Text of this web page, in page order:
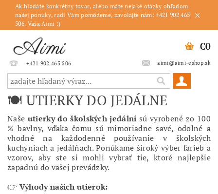
Ak hľadáte konkrétny tovar, alebo máte nejaké otázky ohľadom
našej ponuky, radi Vám pomôžeme, zavolajte nám: +421 902 465
506. Vaša Aimi :)
+421 902 465 506 aimi@aimi-eshop.sk
€0
🍽️ UTIERKY DO JEDÁLNE
Naše utierky do školských jedální sú vyrobené zo 100
% bavlny, vďaka čomu sú mimoriadne savé, odolné a
vhodné na každodenné používanie v školských
kuchyniach a jedálňach. Ponúkame široký výber farieb a
vzorov, aby ste si mohli vybrať tie, ktoré najlepšie
zapadnú do vašej prevádzky.
👉 Výhody našich utierok: